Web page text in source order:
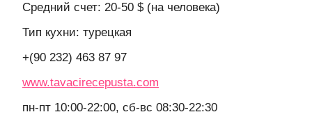
Средний счет: 20-50 $ (на человека)
Тип кухни: турецкая
+(90 232) 463 87 97
www.tavacirecepusta.com
пн-пт 10:00-22:00, сб-вс 08:30-22:30